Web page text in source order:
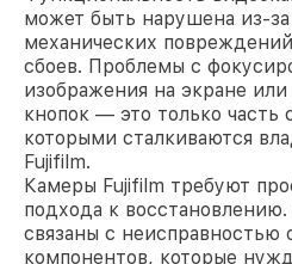
может быть нарушена из-
механических
сбоев. Проблемы с
изображения на экране или
кнопок — это только часть
которыми сталкиваются
Fujifilm.
Камеры Fujifilm требуют
подхода к
связаны с неисправностью
компонентов, которые